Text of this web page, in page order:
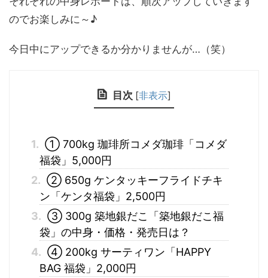
のでお楽しみに～♪
今日中にアップできるか分かりませんが…（笑）
目次 [非表示]
1. ① 700kg 珈琲所コメダ珈琲「コメダ
福袋」5,000円
2. ② 650g ケンタッキーフライドチキ
ン「ケンタ福袋」2,500円
3. ③ 300g 築地銀だこ「築地銀だこ福
袋」の中身・価格・発売日は？
4. ④ 200kg サーティワン「HAPPY
BAG 福袋」2,000円